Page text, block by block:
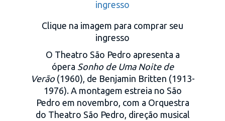
Clique na imagem para comprar seu
ingresso
O Theatro São Pedro apresenta a
ópera Sonho de Uma Noite de
Verão(1960), de Benjamin Britten (1913-
1976). A montagem estreia no São
Pedro em novembro, com a Orquestra
do Theatro São Pedro, direção musical